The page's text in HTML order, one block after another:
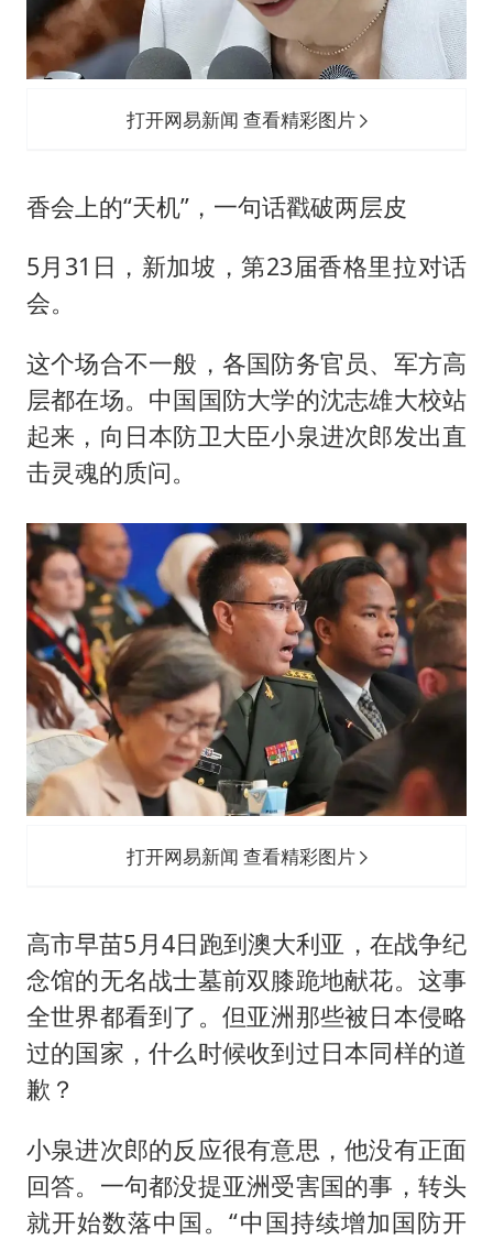
打开网易新闻 查看精彩图片
香会上的“天机”，一句话戳破两层皮
5月31日，新加坡，第23届香格里拉对话
会。
这个场合不一般，各国防务官员、军方高
层都在场。中国国防大学的沈志雄大校站
起来，向日本防卫大臣小泉进次郎发出直
击灵魂的质问。
打开网易新闻 查看精彩图片
高市早苗5月4日跑到澳大利亚，在战争纪
念馆的无名战士墓前双膝跪地献花。这事
全世界都看到了。但亚洲那些被日本侵略
过的国家，什么时候收到过日本同样的道
歉？
小泉进次郎的反应很有意思，他没有正面
回答。一句都没提亚洲受害国的事，转头
就开始数落中国。“中国持续增加国防开